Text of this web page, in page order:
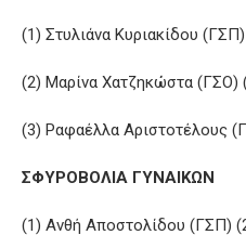
(1) Στυλιάνα
(2) Μαρίνα Χατζηκώστα
(3) Ραφαέλλα
ΣΦΥΡΟΒΟΛΙΑ ΓΥΝΑΙΚΩΝ
(1) Ανθή Αποστολίδου